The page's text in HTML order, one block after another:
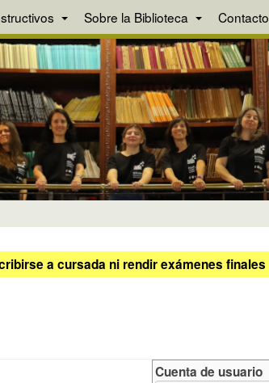
Sobre la Biblioteca Contacto
a cursada ni rendir exámenes finales
Cuenta de usuario